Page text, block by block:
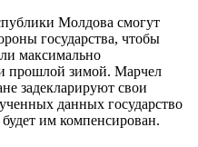
Молдова смогут
государства, чтобы
макси­мально
прошлой зимой. Марчел
задекларируют свои
данных государство
будет им компенсирован.